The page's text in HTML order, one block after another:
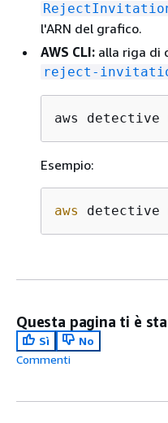
l'ARN del grafico.
AWS CLI: alla riga di
reject-
aws
Esempio:
aws detective
Questa pagina ti è
Sì
No
Commenti